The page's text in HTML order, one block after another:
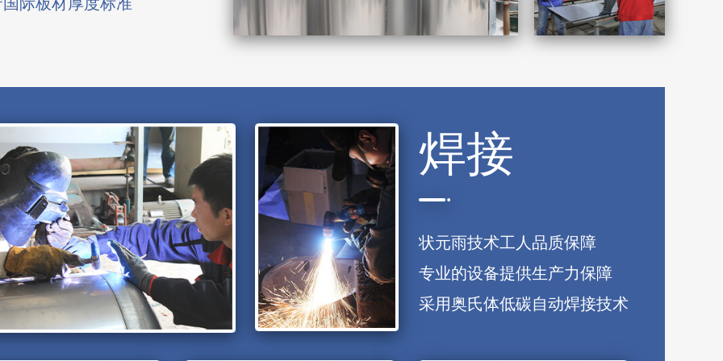
焊接
状元雨技术工人品质保障
专业的设备提供生产力保障
采用奥氏体低碳自动焊接技术